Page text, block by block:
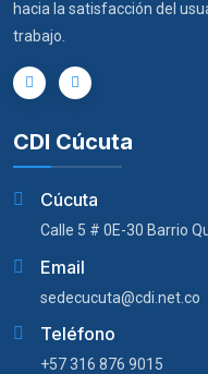
hacia la satisfacción del
trabajo.
CDI Cúcuta
Cúcuta
Calle 5 # 0E-30 Barrio
Email
sedecucuta@cdi.net.co
Teléfono
+57 316 876 9015